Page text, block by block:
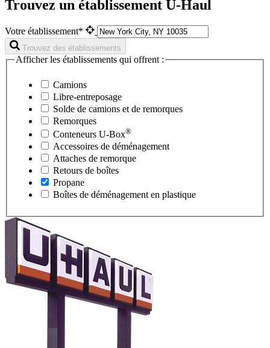
Trouvez un établissement U-Haul
Votre établissement*
Trouvez des établissements
Afficher les établissements qui offrent :
Camions
Libre-entreposage
Solde de camions et de remorques
Remorques
Conteneurs U-Box®
Accessoires de déménagement
Attaches de remorque
Retours de boîtes
Propane
Boîtes de déménagement en plastique